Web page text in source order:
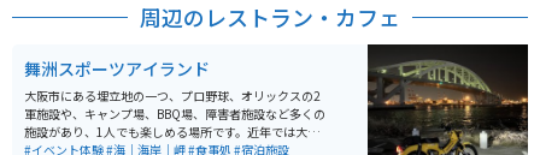
ことも可能です。臨港線沿いにあるのですぐに立ち寄る
周辺のレストラン・カフェ
舞洲スポーツアイランド
大阪市にある埋立地の一つ、プロ野球、オリックスの2
軍施設や、キャンプ場、BBQ場、障害者施設など多くの
施設があり、1人でも楽しめる場所です。近年では大きな
会社の倉庫なども建設されて、バイクでは少し走行しに
#イベント体験#海｜海岸｜岬#食事処 #宿泊施設